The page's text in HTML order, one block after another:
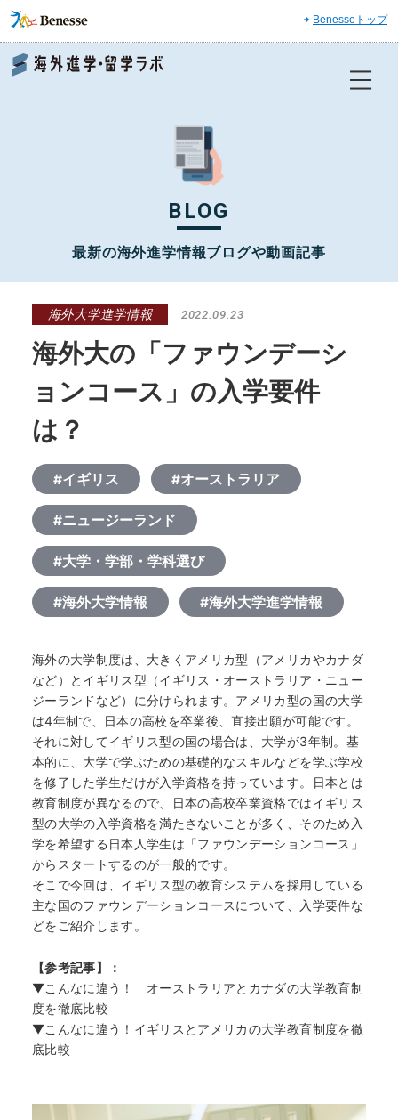
Benesseトップ
BLOG
最新の海外進学情報ブログや動画記事
海外大学進学情報 2022.09.23
海外大の「ファウンデーシ
ョンコース」の入学要件
は？
#イギリス #オーストラリア
#ニュージーランド
#大学・学部・学科選び
#海外大学情報 #海外大学進学情報
海外の大学制度は、大きくアメリカ型（アメリカやカナダ
など）とイギリス型（イギリス・オーストラリア・ニュー
ジーランドなど）に分けられます。アメリカ型の国の大学
は4年制で、日本の高校を卒業後、直接出願が可能です。
それに対してイギリス型の国の場合は、大学が3年制。基
本的に、大学で学ぶための基礎的なスキルなどを学ぶ学校
を修了した学生だけが入学資格を持っています。日本とは
教育制度が異なるので、日本の高校卒業資格ではイギリス
型の大学の入学資格を満たさないことが多く、そのため入
学を希望する日本人学生は「ファウンデーションコース」
からスタートするのが一般的です。
そこで今回は、イギリス型の教育システムを採用している
主な国のファウンデーションコースについて、入学要件な
どをご紹介します。
【参考記事】：
▼こんなに違う！ オーストラリアとカナダの大学教育制
度を徹底比較
▼こんなに違う！イギリスとアメリカの大学教育制度を徹
底比較